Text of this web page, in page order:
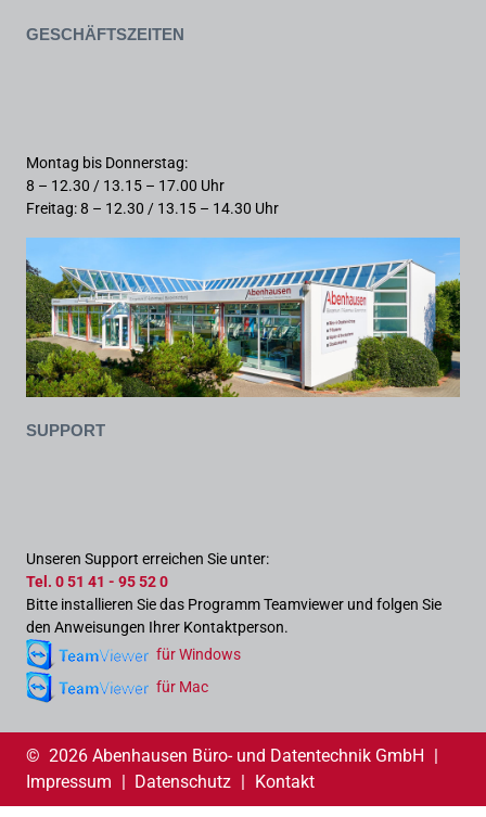
Geschäftszeiten
Montag bis Donnerstag:
8 – 12.30 / 13.15 – 17.00 Uhr
Freitag: 8 – 12.30 / 13.15 – 14.30 Uhr
Support
Unseren Support erreichen Sie unter:
Tel. 0 51 41 - 95 52 0
Bitte installieren Sie das Programm Teamviewer und folgen Sie
den Anweisungen Ihrer Kontaktperson.
für Windows
für Mac
© 2026 Abenhausen Büro- und Datentechnik GmbH |
Impressum | Datenschutz | Kontakt